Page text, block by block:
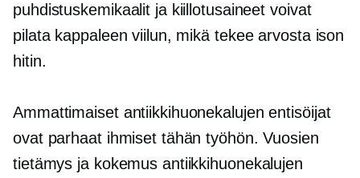
puhdistuskemikaalit ja kiillotusaineet voivat
pilata kappaleen viilun, mikä tekee arvosta ison
hitin.
Ammattimaiset antiikkihuonekalujen entisöijat
ovat parhaat ihmiset tähän työhön. Vuosien
tietämys ja kokemus antiikkihuonekalujen